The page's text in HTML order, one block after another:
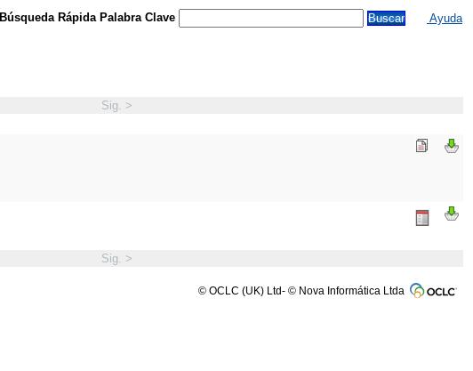
Búsqueda Rápida Palabra Clave Ayuda
Sig. >
Sig. >
© OCLC (UK) Ltd- © Nova Informática Ltda